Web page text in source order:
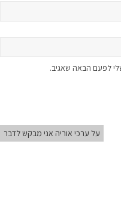
לפעם הבאה שאגיב.
על ערכי אוריה אני מבקש לדבר